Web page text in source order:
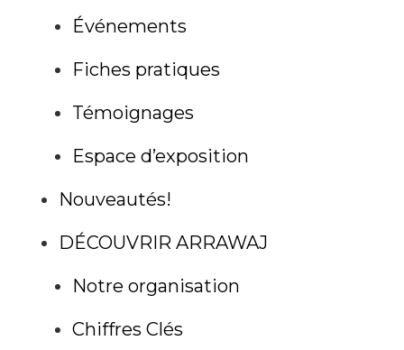
Événements
Fiches pratiques
Témoignages
Espace d’exposition
Nouveautés!
DÉCOUVRIR ARRAWAJ
Notre organisation
Chiffres Clés